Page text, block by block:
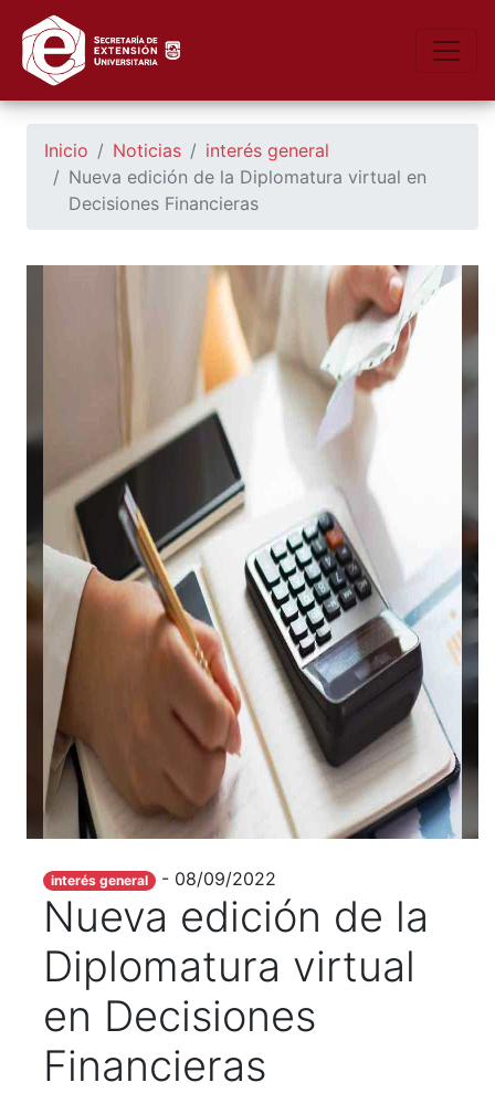
https://seu.unsl.edu.ar/
Inicio Noticias
interés general
Nueva edición de la Diplomatura virtual en
Decisiones Financieras
interés general - 08/09/2022
Nueva edición de la
Diplomatura virtual
en Decisiones
Financieras